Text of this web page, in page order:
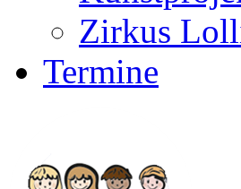
Zirkus
Termine